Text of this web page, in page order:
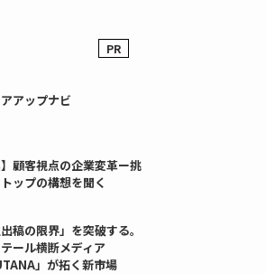
アップナビ
】顧客視点の企業変革ー挑
ップの構想を聞く
出稿の限界」を突破する。
ール横断メディア
」が拓く新市場